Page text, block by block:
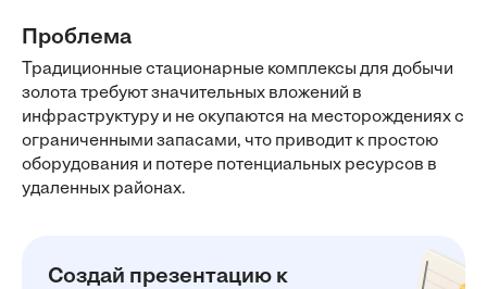
Проблема
Традиционные стационарные комплексы для добычи
золота требуют значительных вложений в
инфраструктуру и не окупаются на месторождениях с
ограниченными запасами, что приводит к простою
оборудования и потере потенциальных ресурсов в
удаленных районах.
Создай презентацию к